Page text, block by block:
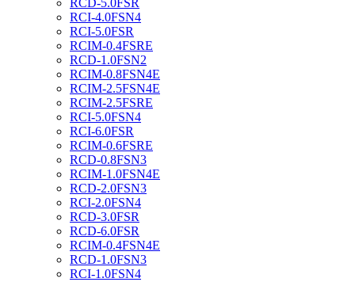
RCI-4.0FSN4
RCI-5.0FSR
RCIM-0.4FSRE
RCD-1.0FSN2
RCIM-0.8FSN4E
RCIM-2.5FSN4E
RCIM-2.5FSRE
RCI-5.0FSN4
RCI-6.0FSR
RCIM-0.6FSRE
RCD-0.8FSN3
RCIM-1.0FSN4E
RCD-2.0FSN3
RCI-2.0FSN4
RCD-3.0FSR
RCD-6.0FSR
RCIM-0.4FSN4E
RCD-1.0FSN3
RCI-1.0FSN4